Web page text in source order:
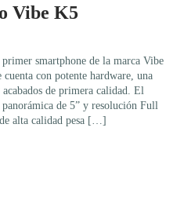
Vibe K5
smartphone de la marca Vibe
con potente hardware, una
de primera calidad. El
de 5” y resolución Full
alta calidad pesa […]